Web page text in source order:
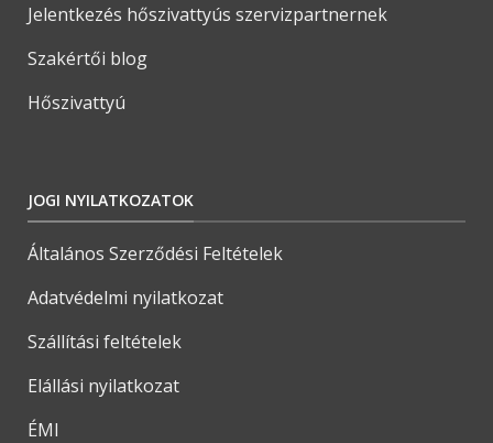
Jelentkezés hőszivattyús szervizpartnernek
Szakértői blog
Hőszivattyú
JOGI NYILATKOZATOK
Általános Szerződési Feltételek
Adatvédelmi nyilatkozat
Szállítási feltételek
Elállási nyilatkozat
ÉMI